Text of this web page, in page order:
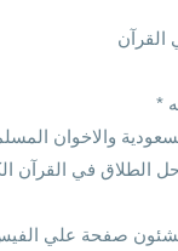
القرآن
*
والاخوان
الطلاق في القرآن
صفحة علي